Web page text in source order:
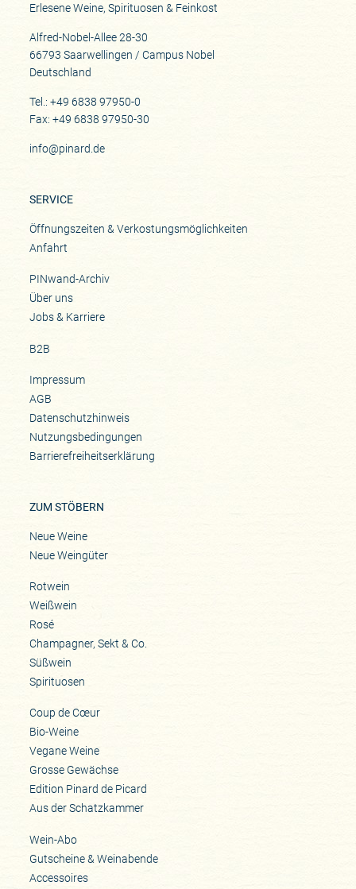
Erlesene Weine, Spirituosen & Feinkost
Alfred-Nobel-Allee 28-30
66793 Saarwellingen / Campus Nobel
Deutschland
Tel.: +49 6838 97950-0
Fax: +49 6838 97950-30
info@pinard.de
SERVICE
Öffnungszeiten & Verkostungsmöglichkeiten
Anfahrt
PINwand-Archiv
Über uns
Jobs & Karriere
B2B
Impressum
AGB
Datenschutzhinweis
Nutzungsbedingungen
Barrierefreiheitserklärung
ZUM STÖBERN
Neue Weine
Neue Weingüter
Rotwein
Weißwein
Rosé
Champagner, Sekt & Co.
Süßwein
Spirituosen
Coup de Cœur
Bio-Weine
Vegane Weine
Grosse Gewächse
Edition Pinard de Picard
Aus der Schatzkammer
Wein-Abo
Gutscheine & Weinabende
Accessoires